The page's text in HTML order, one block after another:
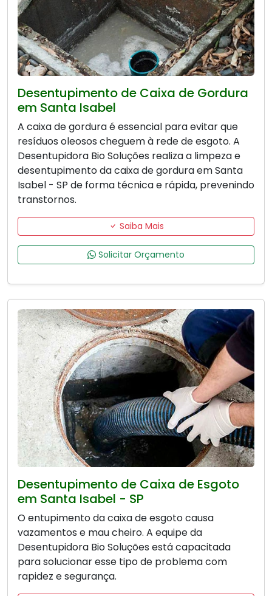
Desentupimento de Caixa de Gordura
em Santa Isabel
A caixa de gordura é essencial para evitar que
resíduos oleosos cheguem à rede de esgoto. A
Desentupidora Bio Soluções realiza a limpeza e
desentupimento da caixa de gordura em Santa
Isabel - SP de forma técnica e rápida, prevenindo
transtornos.
Saiba Mais
Solicitar Orçamento
Desentupimento de Caixa de Esgoto
em Santa Isabel - SP
O entupimento da caixa de esgoto causa
vazamentos e mau cheiro. A equipe da
Desentupidora Bio Soluções está capacitada
para solucionar esse tipo de problema com
rapidez e segurança.